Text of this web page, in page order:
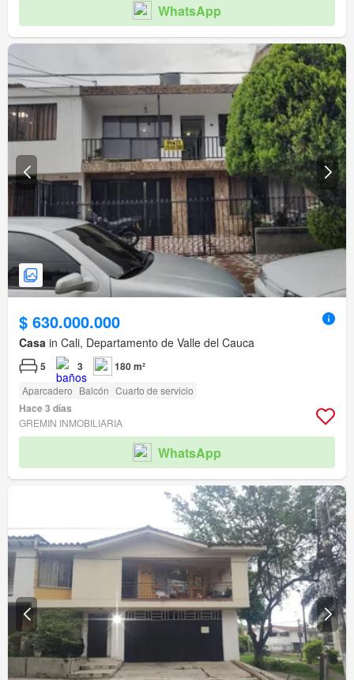
WhatsApp
$ 630.000.000
Casa in Cali, Departamento de Valle del Cauca
5 3 180 m²
Aparcadero Balcón Cuarto de servicio
Hace 3 días
GREMIN INMOBILIARIA
WhatsApp